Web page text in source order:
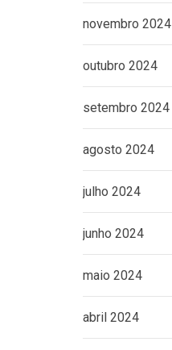
novembro 2024
outubro 2024
setembro 2024
agosto 2024
julho 2024
junho 2024
maio 2024
abril 2024